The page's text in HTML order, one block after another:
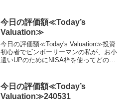
でビンボーリーマンの私が、お小遣いUP
のためにNISA枠を使...
今日の評価額≪Today’s
Valuation≫
今日の評価額≪Today's Valuation≫投資
初心者でビンボーリーマンの私が、お小
遣いUPのためにNISA枠を使ってどの銘
きるだけ投資に回すようにしています。
終...
今日の評価額≪Today’s
Valuation≫240531